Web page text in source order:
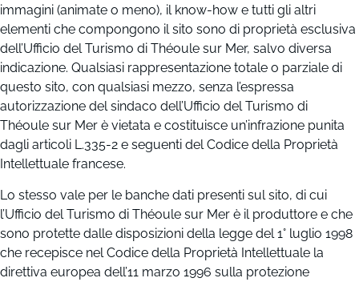
immagini (animate o meno), il know-how e tutti gli altri
elementi che compongono il sito sono di proprietà esclusiva
dell’Ufficio del Turismo di Théoule sur Mer, salvo diversa
indicazione. Qualsiasi rappresentazione totale o parziale di
questo sito, con qualsiasi mezzo, senza l’espressa
autorizzazione del sindaco dell’Ufficio del Turismo di
Théoule sur Mer è vietata e costituisce un’infrazione punita
dagli articoli L.335-2 e seguenti del Codice della Proprietà
Intellettuale francese.
Lo stesso vale per le banche dati presenti sul sito, di cui
l’Ufficio del Turismo di Théoule sur Mer è il produttore e che
sono protette dalle disposizioni della legge del 1° luglio 1998
che recepisce nel Codice della Proprietà Intellettuale la
direttiva europea dell’11 marzo 1996 sulla protezione